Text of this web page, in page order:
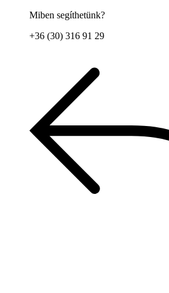
Miben segíthetünk?
+36 (30) 316 91 29